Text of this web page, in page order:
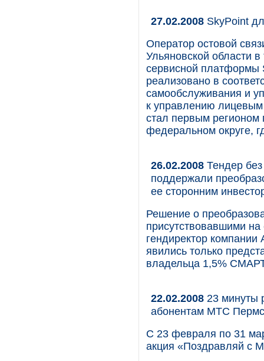
27.02.2008 SkyPoint
Оператор остовой
Ульяновской области
сервисной платформы
реализовано в
самообслуживания и
к управлению лицевым
стал первым регионом
федеральном округе,
26.02.2008 Тендер
поддержали
ее сторонним
Решение о
присутствовавшими
гендиректор
явились только
владельца 1,5%
22.02.2008 23 минуты
абонентам МТС
С 23 февраля по 31
акция «Поздравляй с